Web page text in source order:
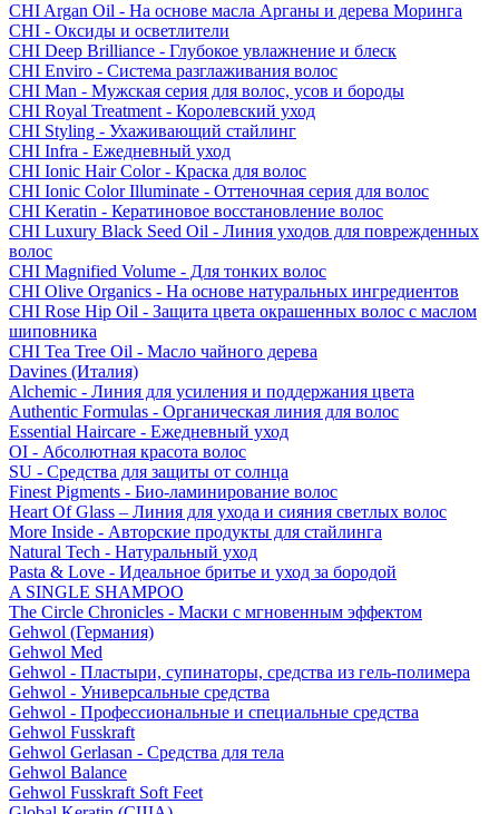
CHI Argan Oil - На основе масла Арганы и дерева Моринга
CHI - Оксиды и осветлители
CHI Deep Brilliance - Глубокое увлажнение и блеск
CHI Enviro - Система разглаживания волос
CHI Man - Мужская серия для волос, усов и бороды
CHI Royal Treatment - Королевский уход
CHI Styling - Ухаживающий стайлинг
CHI Infra - Ежедневный уход
CHI Ionic Hair Color - Краска для волос
CHI Ionic Color Illuminate - Оттеночная серия для волос
CHI Keratin - Кератиновое восстановление волос
CHI Luxury Black Seed Oil - Линия уходов для поврежденных
волос
CHI Magnified Volume - Для тонких волос
CHI Olive Organics - На основе натуральных ингредиентов
CHI Rose Hip Oil - Защита цвета окрашенных волос с маслом
шиповника
CHI Tea Tree Oil - Масло чайного дерева
Davines (Италия)
Alchemic - Линия для усиления и поддержания цвета
Authentic Formulas - Органическая линия для волос
Essential Haircare - Eжедневный уход
OI - Абсолютная красота волос
SU - Средства для защиты от солнца
Finest Pigments - Био-ламинирование волос
Heart Of Glass – Линия для ухода и сияния светлых волос
More Inside - Авторские продукты для стайлинга
Natural Tech - Натуральный уход
Pasta & Love - Идеальное бритье и уход за бородой
A SINGLE SHAMPOO
The Circle Chronicles - Маски с мгновенным эффектом
Gehwol (Германия)
Gehwol Med
Gehwol - Пластыри, супинаторы, средства из гель-полимера
Gehwol - Универсальные средства
Gehwol - Профессиональные и специальные средства
Gehwol Fusskraft
Gehwol Gerlasan - Средства для тела
Gehwol Balance
Gehwol Fusskraft Soft Feet